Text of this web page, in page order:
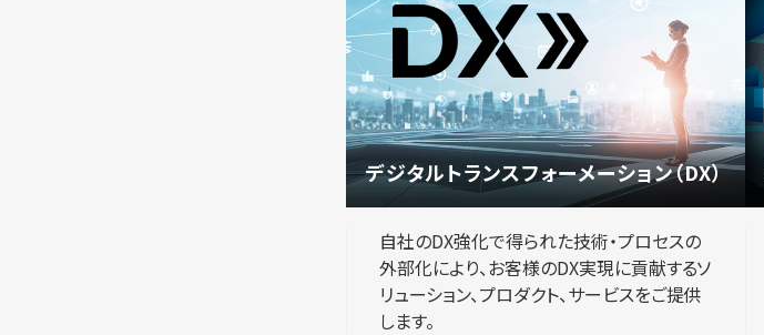
デジタルトランスフォーメーション（DX）
自社のDX強化で得られた技術・プロセスの
外部化により、お客様のDX実現に貢献するソ
リューション、プロダクト、サービスをご提供
します。